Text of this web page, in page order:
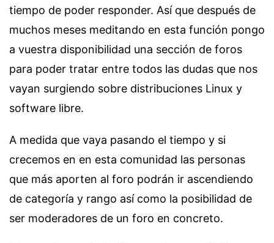
tiempo de poder responder. Así que después de
muchos meses meditando en esta función pongo
a vuestra disponibilidad una sección de foros
para poder tratar entre todos las dudas que nos
vayan surgiendo sobre distribuciones Linux y
software libre.
A medida que vaya pasando el tiempo y si
crecemos en en esta comunidad las personas
que más aporten al foro podrán ir ascendiendo
de categoría y rango así como la posibilidad de
ser moderadores de un foro en concreto.